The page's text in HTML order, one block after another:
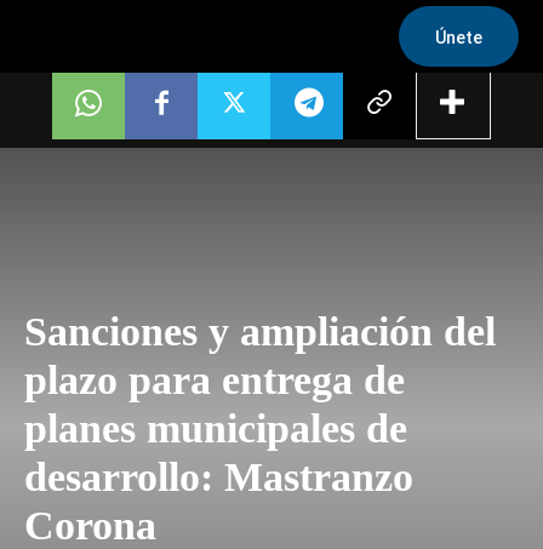
Únete
Sanciones y ampliación del
plazo para entrega de
planes municipales de
desarrollo: Mastranzo
Corona